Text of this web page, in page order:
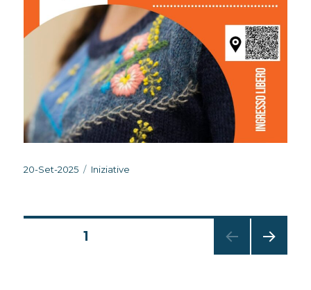
Pubblicato
20-Set-2025 Categorie
Iniziative
Paginazione
PAGINA1